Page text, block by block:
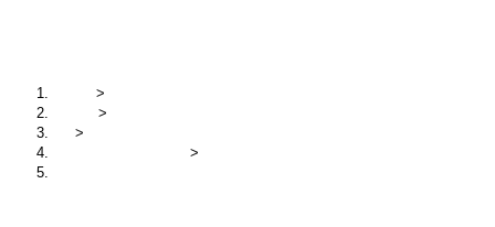
>
>
>
>